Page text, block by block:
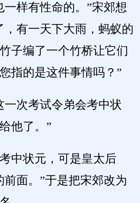
样有性命的。”宋郊想
，有一天下大雨，蚂蚁的
子编了一个竹桥让它们
指的是这件事情吗？”
一次考试令弟会考中状
他了。”
中状元，可是皇太后
面。”于是把宋郊改为